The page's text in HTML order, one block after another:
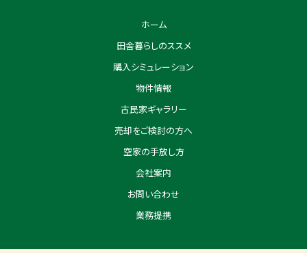
ホーム
田舎暮らしのススメ
購入シミュレーション
物件情報
古民家ギャラリー
売却をご検討の方へ
空家の手放し方
会社案内
お問い合わせ
業務提携